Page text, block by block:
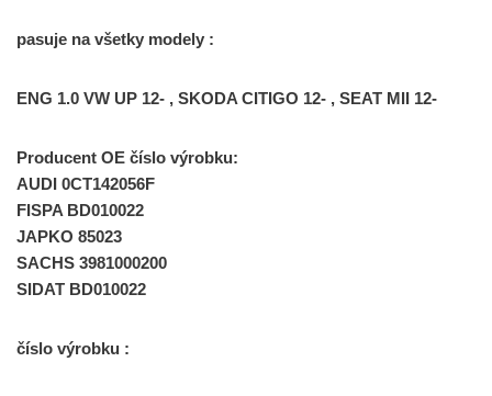
pasuje na všetky modely :
ENG 1.0 VW UP 12- , SKODA CITIGO 12- , SEAT MII 12-
Producent OE číslo výrobku:
AUDI 0CT142056F
FISPA BD010022
JAPKO 85023
SACHS 3981000200
SIDAT BD010022
číslo výrobku :